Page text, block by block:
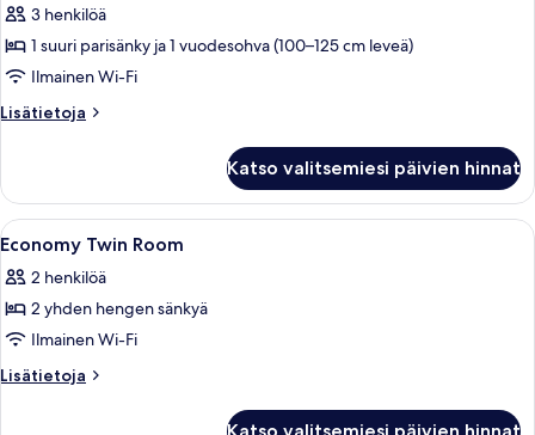
3 henkilöä
1 suuri parisänky ja 1 vuodesohva (100–125 cm leveä)
Ilmainen Wi-Fi
Lisätietoja
Lisätietoja
Katso valitsemiesi päivien hinnat
Avaa
kaikki
huonetyypin
Economy
Twin
Room
Hotellihuone, jossa on kaksi erillistä
4
Economy Twin Room
2 henkilöä
2 yhden hengen sänkyä
Ilmainen Wi-Fi
Lisätietoja
Lisätietoja